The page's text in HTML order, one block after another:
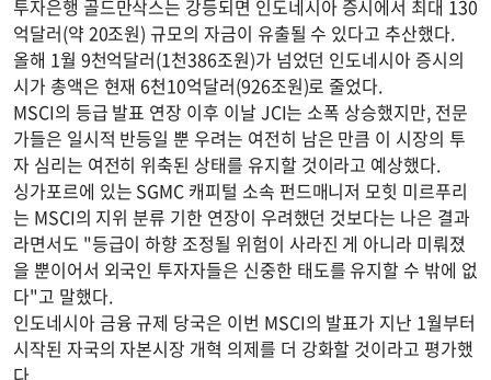
투자은행 골드만삭스는 강등되면 인도네시아 증시에서 최대 130
억달러(약 20조원) 규모의 자금이 유출될 수 있다고 추산했다.
올해 1월 9천억달러(1천386조원)가 넘었던 인도네시아 증시의
시가 총액은 현재 6천10억달러(926조원)로 줄었다.
MSCI의 등급 발표 연장 이후 이날 JCI는 소폭 상승했지만, 전문
가들은 일시적 반등일 뿐 우려는 여전히 남은 만큼 이 시장의 투
자 심리는 여전히 위축된 상태를 유지할 것이라고 예상했다.
싱가포르에 있는 SGMC 캐피털 소속 펀드매니저 모힛 미르푸리
는 MSCI의 지위 분류 기한 연장이 우려했던 것보다는 나은 결과
라면서도 "등급이 하향 조정될 위험이 사라진 게 아니라 미뤄졌
을 뿐이어서 외국인 투자자들은 신중한 태도를 유지할 수 밖에 없
다"고 말했다.
인도네시아 금융 규제 당국은 이번 MSCI의 발표가 지난 1월부터
시작된 자국의 자본시장 개혁 의제를 더 강화할 것이라고 평가했
다.